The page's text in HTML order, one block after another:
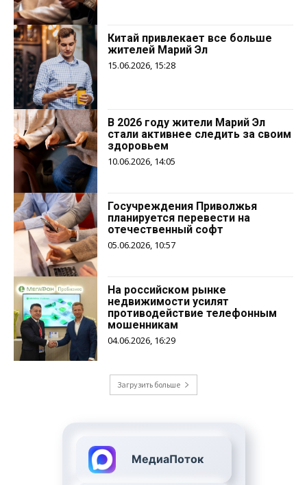
Китай привлекает все больше
жителей Марий Эл
15.06.2026, 15:28
В 2026 году жители Марий Эл
стали активнее следить за своим
здоровьем
10.06.2026, 14:05
Госучреждения Приволжья
планируется перевести на
отечественный софт
05.06.2026, 10:57
На российском рынке
недвижимости усилят
противодействие телефонным
мошенникам
04.06.2026, 16:29
Загрузить больше
МедиаПоток